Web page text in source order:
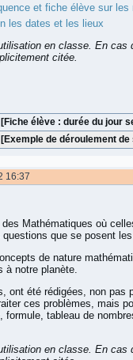
et fiche élève sur
les dates et les lieux
en classe. En cas
citée.
[Fiche élève : durée du jour
[Exemple de déroulement de
16:37
Mathématiques où
que se posent les
de nature
à notre planète.
ont été rédigées, non pas
ces problèmes, mais
formule, tableau de
en classe. En cas